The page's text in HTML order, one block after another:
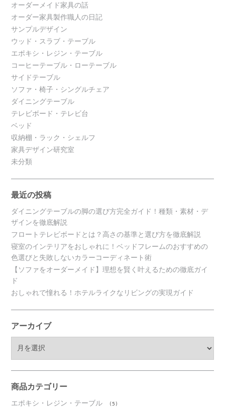
オーダーメイド家具の話
オーダー家具製作職人の日記
サンプルデザイン
ウッド・スラブ・テーブル
エポキシ・レジン・テーブル
コーヒーテーブル・ローテーブル
サイドテーブル
ソファ・椅子・シングルチェア
ダイニングテーブル
テレビボード・テレビ台
ベッド
収納棚・ラック・シェルフ
家具デザイン研究室
未分類
最近の投稿
ダイニングテーブルの脚の選び方完全ガイド！種類・素材・デ
ザインを徹底解説
フロートテレビボードとは？高さの基準と選び方を徹底解説
寝室のインテリアをおしゃれに！ベッドフレームのおすすめの
色選びと失敗しないカラーコーディネート術
【ソファをオーダーメイド】理想を賢く叶えるための徹底ガイ
ド
おしゃれで憧れる！ホテルライクなリビングの実現ガイド
アーカイブ
ブ
商品カテゴリー
エポキシ・レジン・テーブル (5)